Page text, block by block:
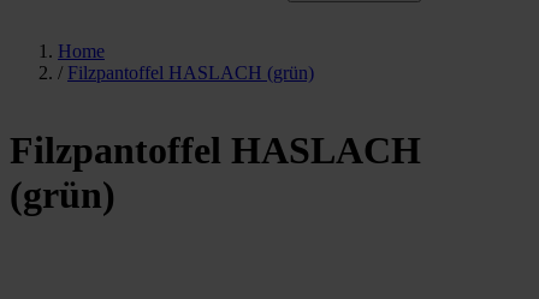
Home
/ Filzpantoffel HASLACH (grün)
Filzpantoffel HASLACH
(grün)